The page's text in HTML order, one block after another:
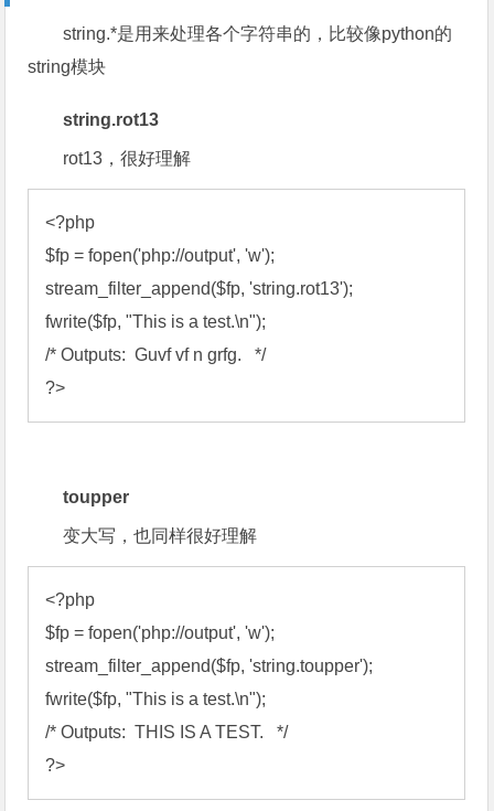
string.*是用来处理各个字符串的，比较像python的
string模块
string.rot13
rot13，很好理解
<?
$fp = fopen('php://output', 'w'
stream_filter_append($fp, 'string.rot13'
fwrite($fp, "This is a test.\n"
/* Outputs:  Guvf vf n grfg. */
?>
toupper
变大写，也同样很好理解
<?
$fp = fopen('php://output', 'w'
stream_filter_append($fp, 'string.toupper'
fwrite($fp, "This is a test.\n"
/* Outputs:  THIS IS A TEST. */
?>